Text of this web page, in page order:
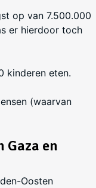
op van 7.500.000
er hierdoor toch
kinderen eten.
(waarvan
Gaza en
Oosten